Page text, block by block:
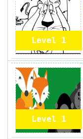
Level 1
Level 1